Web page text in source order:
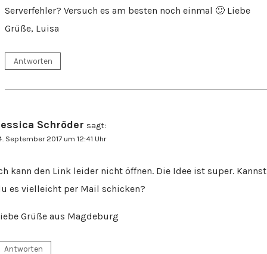
Serverfehler? Versuch es am besten noch einmal 🙂 Liebe
Grüße, Luisa
Antworten
Schröder sagt:
September 2017 um 12:41 Uhr
kann den Link leider nicht öffnen. Die Idee ist super. Kannst
es vielleicht per Mail schicken?
Grüße aus Magdeburg
Antworten